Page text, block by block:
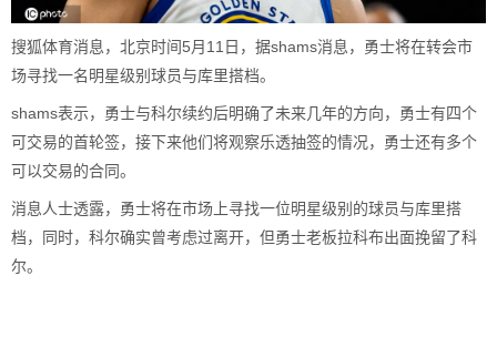
搜狐体育消息，北京时间5月11日，据shams消息，勇士将在转会市
场寻找一名明星级别球员与库里搭档。
shams表示，勇士与科尔续约后明确了未来几年的方向，勇士有四个
可交易的首轮签，接下来他们将观察乐透抽签的情况，勇士还有多个
可以交易的合同。
消息人士透露，勇士将在市场上寻找一位明星级别的球员与库里搭
档，同时，科尔确实曾考虑过离开，但勇士老板拉科布出面挽留了科
尔。